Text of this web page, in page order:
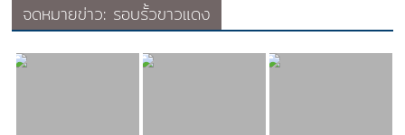
จดหมายข่าว: รอบรั้วขาวแดง